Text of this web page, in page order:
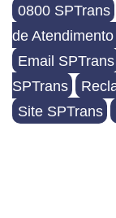
0800 SPTrans
de
Email SPTrans
SPTrans
Site SPTrans